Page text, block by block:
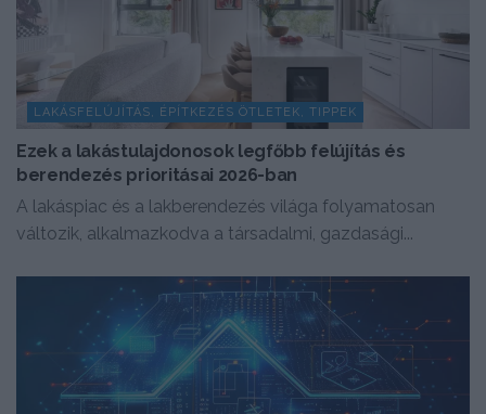
LAKÁSFELÚJÍTÁS, ÉPÍTKEZÉS ÖTLETEK, TIPPEK
Ezek a lakástulajdonosok legfőbb felújítás és
berendezés prioritásai 2026-ban
A lakáspiac és a lakberendezés világa folyamatosan
változik, alkalmazkodva a társadalmi, gazdasági...